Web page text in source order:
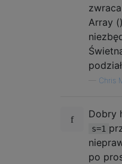
Array
Chris
Dobry
s=1
po